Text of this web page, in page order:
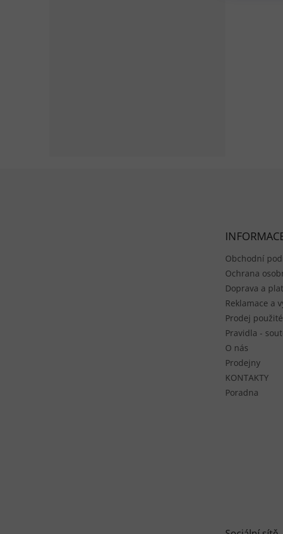
Obchodní
Ochrana
Doprava a
Reklamace a
Prodej
Pravidla -
O nás
Prodejny
KONTAKTY
Poradna